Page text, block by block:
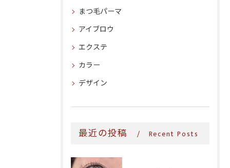
まつ毛パーマ
アイブロウ
エクステ
カラー
デザイン
最近の投稿 Recent Posts